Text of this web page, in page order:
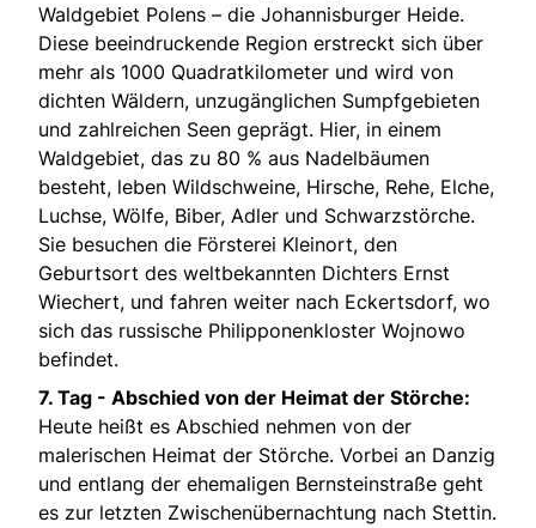
Waldgebiet Polens – die Johannisburger Heide.
Diese beeindruckende Region erstreckt sich über
mehr als 1000 Quadratkilometer und wird von
dichten Wäldern, unzugänglichen Sumpfgebieten
und zahlreichen Seen geprägt. Hier, in einem
Waldgebiet, das zu 80 % aus Nadelbäumen
besteht, leben Wildschweine, Hirsche, Rehe, Elche,
Luchse, Wölfe, Biber, Adler und Schwarzstörche.
Sie besuchen die Försterei Kleinort, den
Geburtsort des weltbekannten Dichters Ernst
Wiechert, und fahren weiter nach Eckertsdorf, wo
sich das russische Philipponenkloster Wojnowo
befindet.
7. Tag - Abschied von der Heimat der Störche:
Heute heißt es Abschied nehmen von der
malerischen Heimat der Störche. Vorbei an Danzig
und entlang der ehemaligen Bernsteinstraße geht
es zur letzten Zwischenübernachtung nach Stettin.